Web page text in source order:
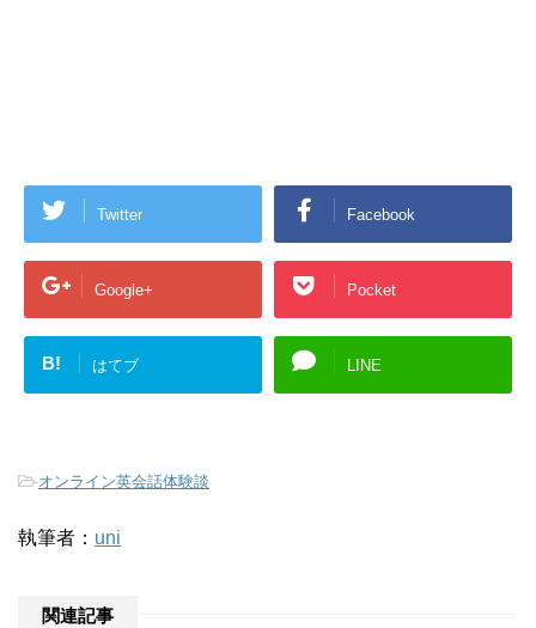
Twitter Facebook
Google+ Pocket
B! はてブ LINE
-オンライン英会話体験談
執筆者： uni
関連記事